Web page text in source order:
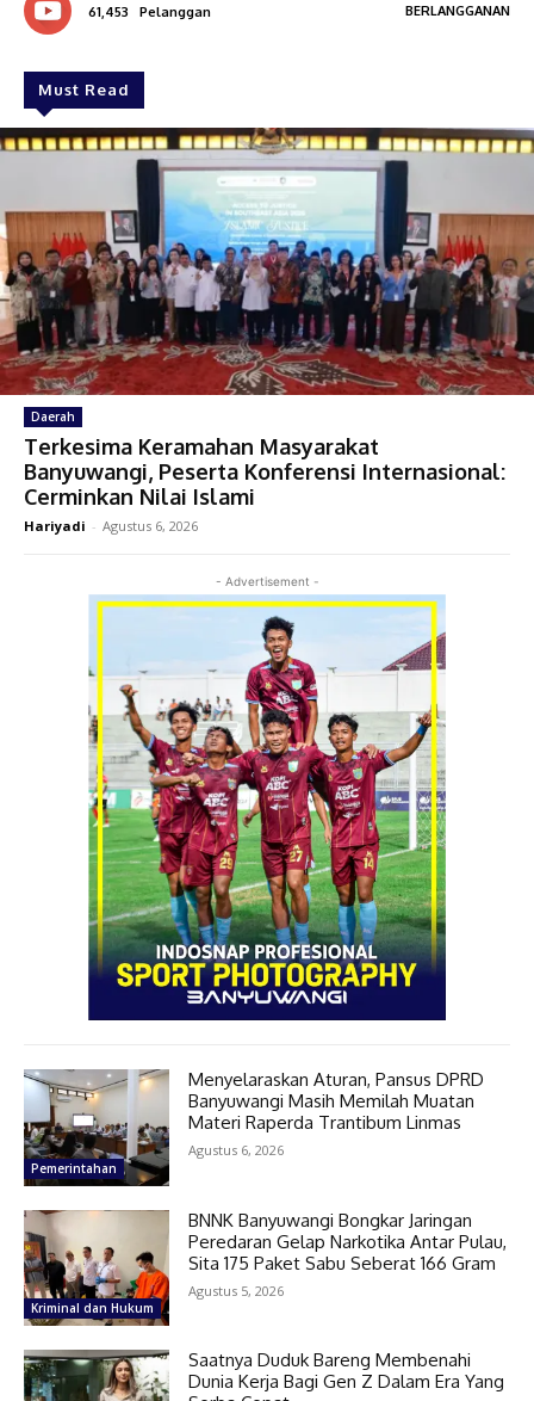
61,453 Pelanggan BERLANGGANAN
Must Read
Daerah
Terkesima Keramahan Masyarakat
Banyuwangi, Peserta Konferensi Internasional:
Cerminkan Nilai Islami
Hariyadi - Agustus 6, 2026
- Advertisement -
Pemerintahan
Menyelaraskan Aturan, Pansus DPRD
Banyuwangi Masih Memilah Muatan
Materi Raperda Trantibum Linmas
Agustus 6, 2026
Kriminal dan Hukum
BNNK Banyuwangi Bongkar Jaringan
Peredaran Gelap Narkotika Antar Pulau,
Sita 175 Paket Sabu Seberat 166 Gram
Agustus 5, 2026
Saatnya Duduk Bareng Membenahi
Dunia Kerja Bagi Gen Z Dalam Era Yang